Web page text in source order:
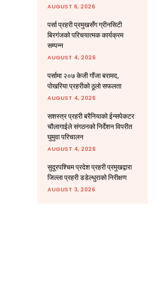
AUGUST 6, 2026
पर्सा प्रहरी प्रमुखसँग ग्रीनसिटी
बिरगंजको परिचयात्मक कार्यक्रम
सम्पन्न
AUGUST 4, 2026
पर्सामा २०७ केजी गाँजा बरामद,
पोखरिया प्रहरीको ठूलो सफलता
AUGUST 4, 2026
सशस्त्र प्रहरी बरैनियाको ईन्सपेकटर
चौलागाईले संगठनको निर्देशन विपरीत
घुमुवा परिचालन
AUGUST 4, 2026
सुदूरपश्चिम प्रदेश प्रहरी प्रमुखद्वारा
जिल्ला प्रहरी डडेल्धुराको निरीक्षण
AUGUST 3, 2026